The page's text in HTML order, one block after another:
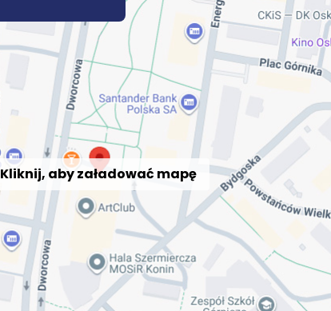
Kliknij, aby załadować mapę